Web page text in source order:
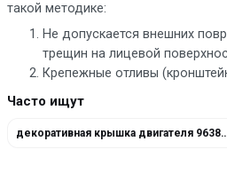
такой методике:
Не допускается внешних
трещин на лицевой
Крепежные отливы
сколов.
Коробление крышки не
Часто ищут
декоративная крышка